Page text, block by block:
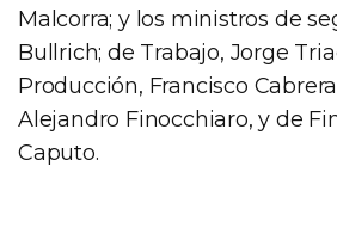
Malcorra; y los ministros de
Bullrich; de Trabajo, Jorge
Producción, Francisco
Alejandro Finocchiaro, y de
Caputo.